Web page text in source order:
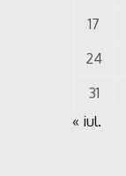
17
24
31
« iul.